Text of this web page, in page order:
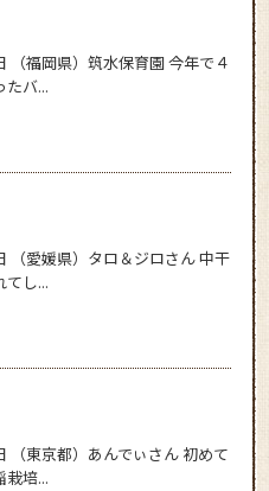
（福岡県）筑水保育園 今年で４
たバ...
（愛媛県）タロ＆ジロさん 中干
てし...
（東京都）あんでぃさん 初めて
栽培...